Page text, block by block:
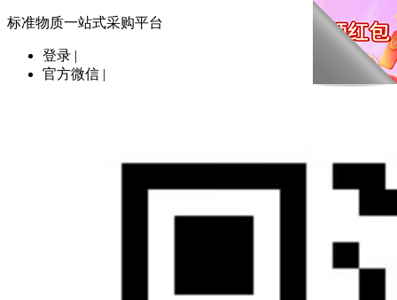
标准物质一站式采购平台
登录 |
官方微信 |